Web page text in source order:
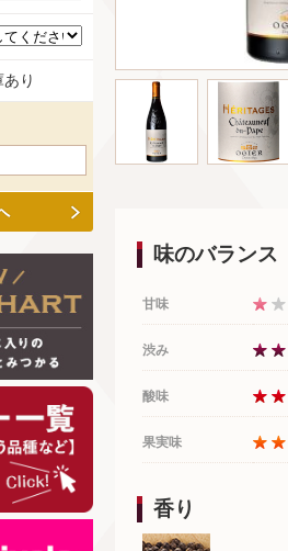
味のバランス
甘味
渋み
酸味
果実味
香り
り